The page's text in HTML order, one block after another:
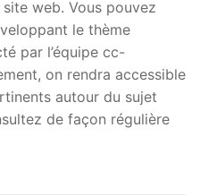
web. Vous pouvez
le thème
par l’équipe cc-
on rendra accessible
autour du sujet
de façon régulière